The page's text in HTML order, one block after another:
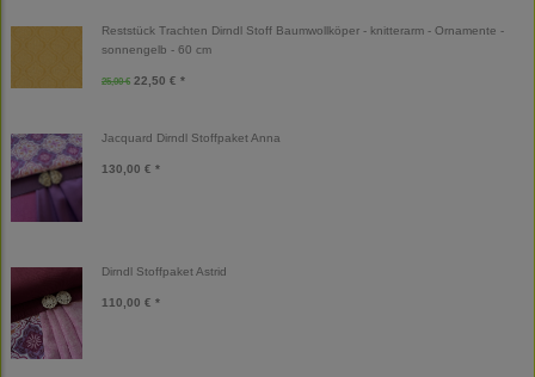
Reststück Trachten Dirndl Stoff Baumwollköper - knitterarm - Ornamente -
sonnengelb - 60 cm
25,00 € 22,50 € *
Jacquard Dirndl Stoffpaket Anna
130,00 € *
Dirndl Stoffpaket Astrid
110,00 € *